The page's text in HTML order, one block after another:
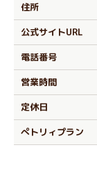
住所
公式サイトURL
電話番号
営業時間
定休日
ぺトリィプラン